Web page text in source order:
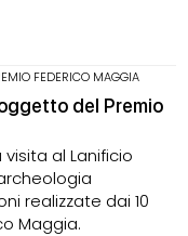
FEDERICO MAGGIA
del Premio
al Lanificio
realizzate dai 10
Maggia.